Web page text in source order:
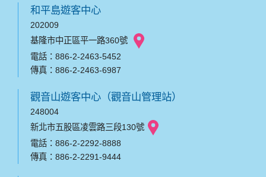
和平島遊客中心
202009
基隆市中正區平一路360號
電話：886-2-2463-5452
傳真：886-2-2463-6987
觀音山遊客中心（觀音山管理站）
248004
新北市五股區凌雲路三段130號
電話：886-2-2292-8888
傳真：886-2-2291-9444